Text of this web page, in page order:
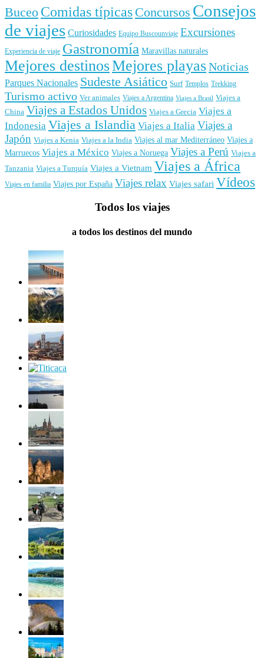
Buceo Comidas típicas Concursos Consejos
de viajes Curiosidades Equipo Buscounviaje Excursiones
Experiencia de viaje Gastronomía Maravillas naturales
Mejores destinosMejores playasNoticias
Parques Nacionales Sudeste Asiático Surf Templos Trekking
Turismo activo Ver animales Viajes a Argentina Viajes a Brasil Viajes a
China Viajes a Estados Unidos Viajes a Grecia Viajes a
Indonesia Viajes a Islandia Viajes a Italia Viajes a
Japón Viajes a Kenia Viajes a la India Viajes al mar Mediterráneo Viajes a
Marruecos Viajes a México Viajes a Noruega Viajes a Perú Viajes a
Tanzania Viajes a Turquía Viajes a Vietnam Viajes a África
Viajes en familia Viajes por España Viajes relax Viajes safari Vídeos
Todos los viajes
a todos los destinos del mundo